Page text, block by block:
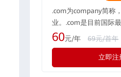
.com为company简称
业。.com是目前国际
域名格式，现全球的
际最广泛流行的通用
示为“公司”，形如：
60元/年 69元/首年
立即注